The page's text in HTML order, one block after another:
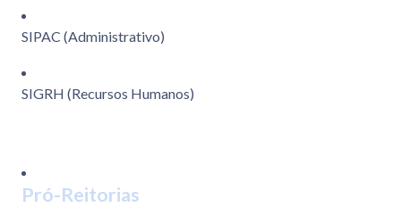
SIPAC (Administrativo)
SIGRH (Recursos Humanos)
Pró-Reitorias